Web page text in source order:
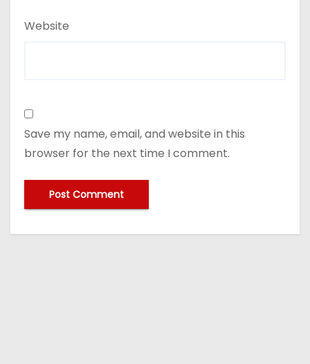
Website
Save my name, email, and website in this
browser for the next time I comment.